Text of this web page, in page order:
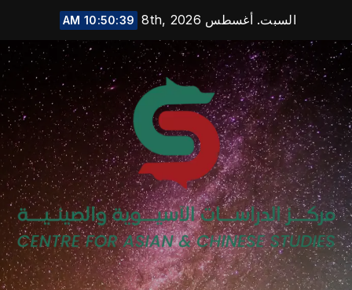
content
السبت. أغسطس 8th, 2026 10:50:39 AM